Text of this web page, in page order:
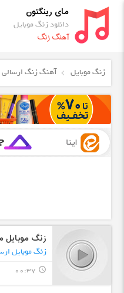
مای رینگتون
دانلود زنگ موبایل
آهنگ زنگ
زنگ موبایل آهنگ زنگ ارسالی
زنگ
زنگ موبایل
query_builder
00:37